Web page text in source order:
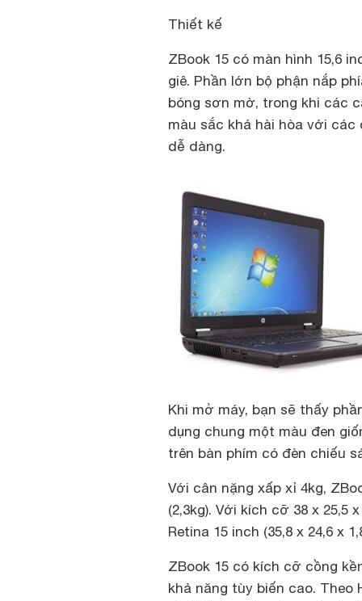
Thiết kế
ZBook 15 có màn hình 15,6
giê. Phần lớn bộ phận nắp
bóng sơn mờ, trong khi các
màu sắc khá hài hòa với các
dễ dàng.
Khi mở máy, bạn sẽ thấy
dụng chung một màu đen
trên bàn phím có đèn chiếu
Với cân nặng xấp xỉ 4kg,
(2,3kg). Với kích cỡ 38 x 25,5
Retina 15 inch (35,8 x 24,6 x
ZBook 15 có kích cỡ cồng
khả năng tùy biến cao. Theo